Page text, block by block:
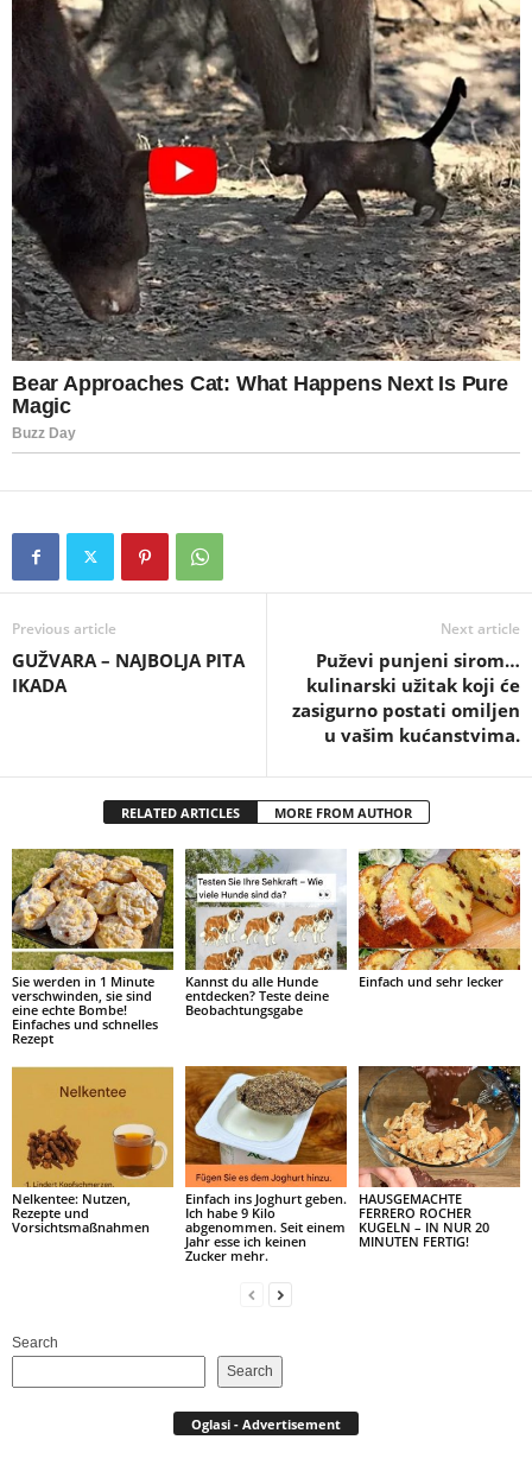
Previous article
GUŽVARA – NAJBOLJA PITA
IKADA
Next article
Puževi punjeni sirom…
kulinarski užitak koji će
zasigurno postati omiljen
u vašim kućanstvima.
RELATED ARTICLES MORE FROM AUTHOR
Sie werden in 1 Minute
verschwinden, sie sind
eine echte Bombe!
Einfaches und schnelles
Rezept
Kannst du alle Hunde
entdecken? Teste deine
Beobachtungsgabe
Einfach und sehr lecker
Nelkentee: Nutzen,
Rezepte und
Vorsichtsmaßnahmen
Einfach ins Joghurt geben.
Ich habe 9 Kilo
abgenommen. Seit einem
Jahr esse ich keinen
Zucker mehr.
HAUSGEMACHTE
FERRERO ROCHER
KUGELN – IN NUR 20
MINUTEN FERTIG!
Search
Search
Oglasi - Advertisement